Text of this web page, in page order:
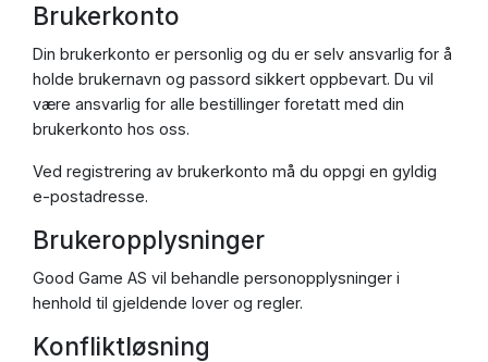
Brukerkonto
Din brukerkonto er personlig og du er selv ansvarlig for å
holde brukernavn og passord sikkert oppbevart. Du vil
være ansvarlig for alle bestillinger foretatt med din
brukerkonto hos oss.
Ved registrering av brukerkonto må du oppgi en gyldig
e-postadresse.
Brukeropplysninger
Good Game AS vil behandle personopplysninger i
henhold til gjeldende lover og regler.
Konfliktløsning